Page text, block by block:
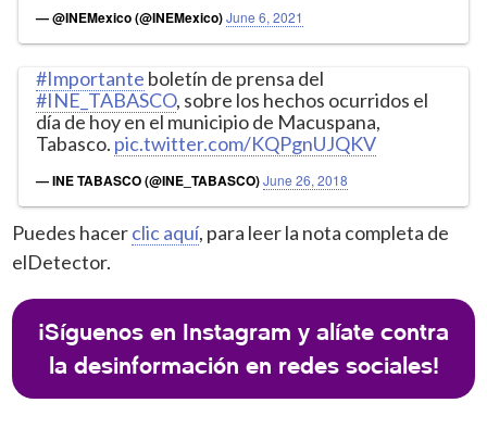
— @INEMexico (@INEMexico)June 6, 2021
#Importante boletín de prensa del
#INE_TABASCO, sobre los hechos ocurridos el
día de hoy en el municipio de Macuspana,
Tabasco. pic.twitter.com/KQPgnUJQKV
— INE TABASCO (@INE_TABASCO)June 26, 2018
Puedes hacerclic aquí, para leer la nota completa de
elDetector.
¡Síguenos en Instagram y alíate contra
la desinformación en redes sociales!